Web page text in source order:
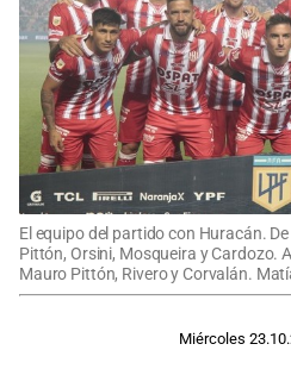
El equipo del partido con Huracán.
Pittón, Orsini, Mosqueira y Cardozo.
Mauro Pittón, Rivero y Corvalán.
Miércoles